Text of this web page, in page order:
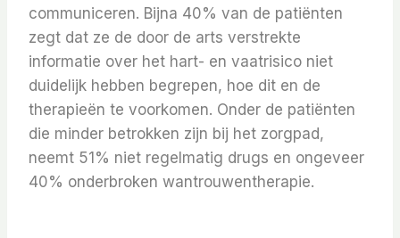
communiceren. Bijna 40% van de patiënten
zegt dat ze de door de arts verstrekte
informatie over het hart- en vaatrisico niet
duidelijk hebben begrepen, hoe dit en de
therapieën te voorkomen. Onder de patiënten
die minder betrokken zijn bij het zorgpad,
neemt 51% niet regelmatig drugs en ongeveer
40% onderbroken wantrouwentherapie.